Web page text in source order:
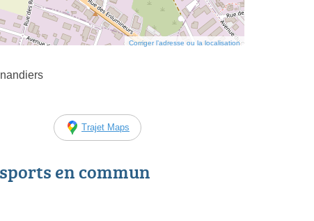
Corriger l’adresse ou la localisation
Trajet Maps
en commun